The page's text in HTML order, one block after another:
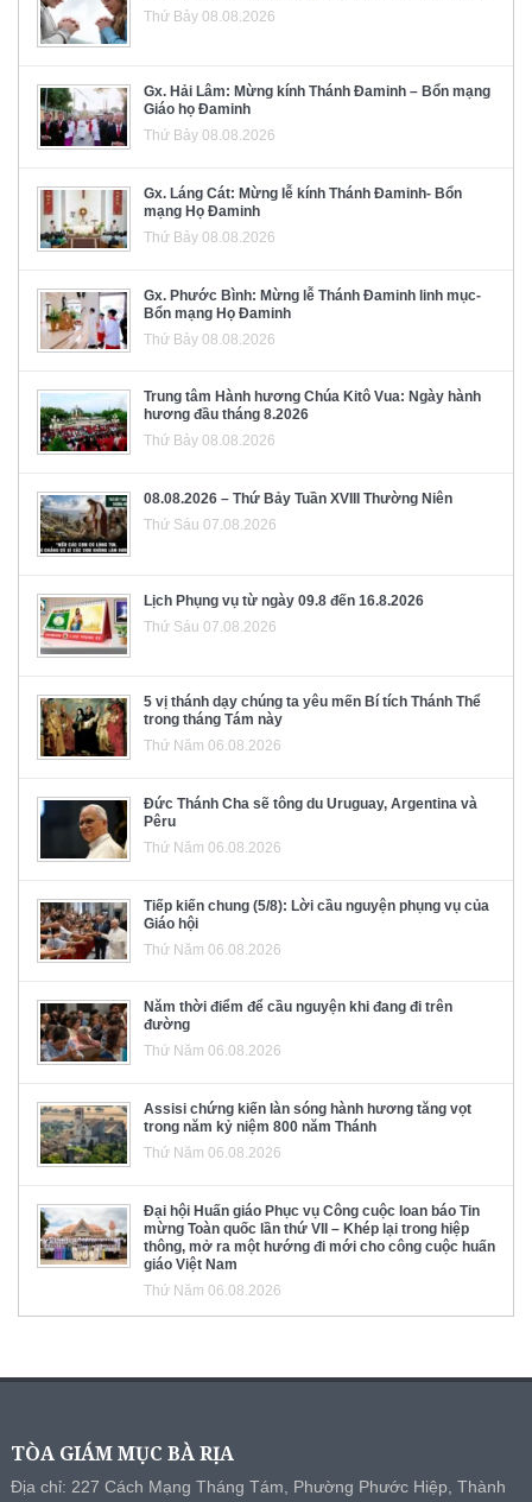
Thứ Bảy 08.08.2026
Gx. Hải Lâm: Mừng kính Thánh Đaminh – Bổn mạng
Giáo họ Đaminh
Thứ Bảy 08.08.2026
Gx. Láng Cát: Mừng lễ kính Thánh Đaminh- Bổn
mạng Họ Đaminh
Thứ Bảy 08.08.2026
Gx. Phước Bình: Mừng lễ Thánh Đaminh linh mục-
Bổn mạng Họ Đaminh
Thứ Bảy 08.08.2026
Trung tâm Hành hương Chúa Kitô Vua: Ngày hành
hương đầu tháng 8.2026
Thứ Bảy 08.08.2026
08.08.2026 – Thứ Bảy Tuần XVIII Thường Niên
Thứ Sáu 07.08.2026
Lịch Phụng vụ từ ngày 09.8 đến 16.8.2026
Thứ Sáu 07.08.2026
5 vị thánh dạy chúng ta yêu mến Bí tích Thánh Thể
trong tháng Tám này
Thứ Năm 06.08.2026
Đức Thánh Cha sẽ tông du Uruguay, Argentina và
Pêru
Thứ Năm 06.08.2026
Tiếp kiến chung (5/8): Lời cầu nguyện phụng vụ của
Giáo hội
Thứ Năm 06.08.2026
Năm thời điểm để cầu nguyện khi đang đi trên
đường
Thứ Năm 06.08.2026
Assisi chứng kiến làn sóng hành hương tăng vọt
trong năm kỷ niệm 800 năm Thánh
Thứ Năm 06.08.2026
Đại hội Huấn giáo Phục vụ Công cuộc loan báo Tin
mừng Toàn quốc lần thứ VII – Khép lại trong hiệp
thông, mở ra một hướng đi mới cho công cuộc huấn
giáo Việt Nam
Thứ Năm 06.08.2026
TÒA GIÁM MỤC BÀ RỊA
Địa chỉ: 227 Cách Mạng Tháng Tám, Phường Phước Hiệp, Thành